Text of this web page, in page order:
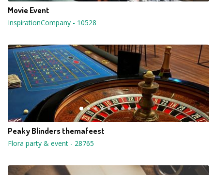
Movie Event
InspirationCompany - 10528
Peaky Blinders themafeest
Flora party & event - 28765